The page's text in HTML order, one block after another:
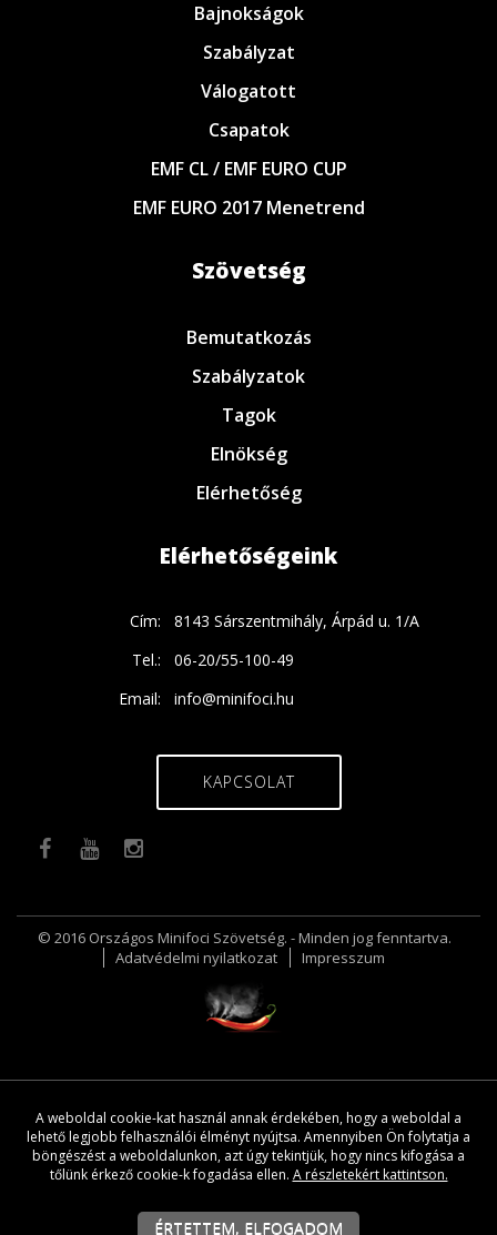
Bajnokságok
Szabályzat
Válogatott
Csapatok
EMF CL / EMF EURO CUP
EMF EURO 2017 Menetrend
Szövetség
Bemutatkozás
Szabályzatok
Tagok
Elnökség
Elérhetőség
Elérhetőségeink
Cím:
8143 Sárszentmihály, Árpád u. 1/A
Tel.:
06-20/55-100-49
Email:
info@minifoci.hu
KAPCSOLAT
© 2016 Országos Minifoci Szövetség. - Minden jog fenntartva.
Adatvédelmi nyilatkozat
Impresszum
A weboldal cookie-kat használ annak érdekében, hogy a weboldal a
lehető legjobb felhasználói élményt nyújtsa. Amennyiben Ön folytatja a
böngészést a weboldalunkon, azt úgy tekintjük, hogy nincs kifogása a
tőlünk érkező cookie-k fogadása ellen. A részletekért kattintson.
ÉRTETTEM, ELFOGADOM